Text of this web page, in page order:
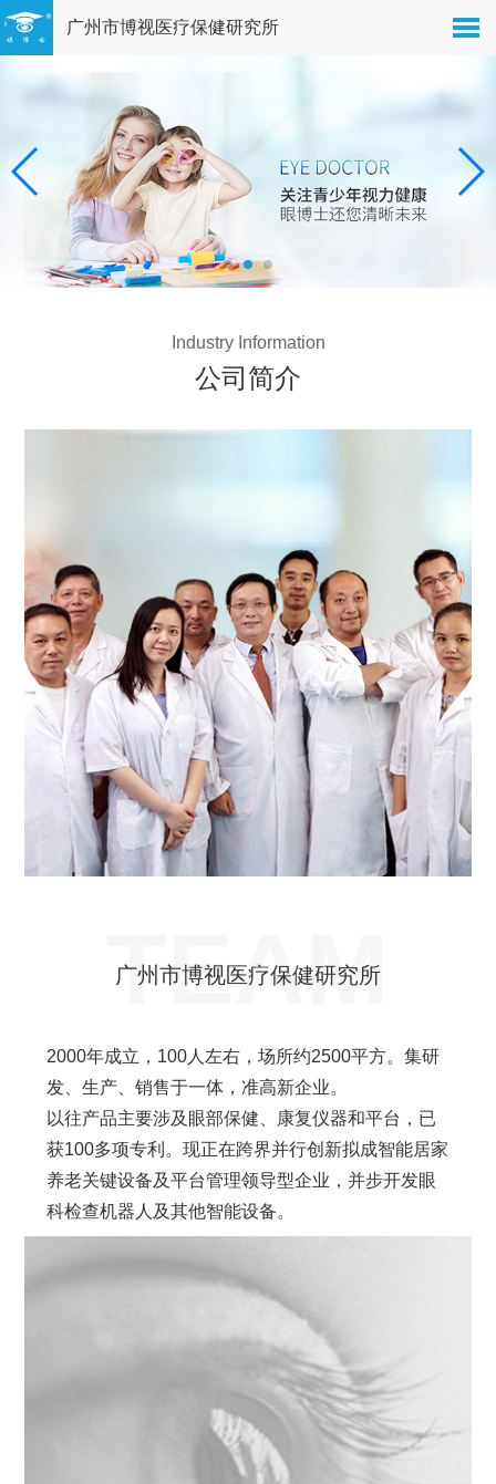
广州市博视医疗保健研究所
Industry Information
公司简介
TEAM
广州市博视医疗保健研究所
2000年成立，100人左右，场所约2500平方。集研
发、生产、销售于一体，准高新企业。
以往产品主要涉及眼部保健、康复仪器和平台，已
获100多项专利。现正在跨界并行创新拟成智能居家
养老关键设备及平台管理领导型企业，并步开发眼
科检查机器人及其他智能设备。